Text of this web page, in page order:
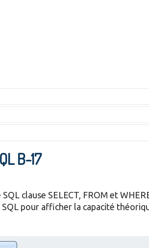
B-17
clause SELECT, FROM et
pour afficher la capacité